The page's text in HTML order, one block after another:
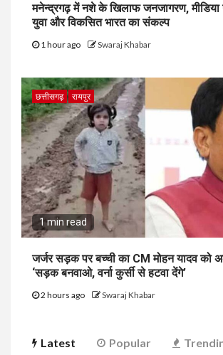
मनेन्द्रगढ़ में नशे के खिलाफ जनजागरण, मीडिया
युवा और विकसित भारत का संकल्प
1 hour ago Swaraj Khabar
छत्तीसगढ़ रायपुर
1 min read
जर्जर सड़क पर बच्ची का CM मोहन यादव को
‘सड़क बनवाओ, वर्ना कुर्सी से हटवा देंगे’
2 hours ago Swaraj Khabar
Latest Popular